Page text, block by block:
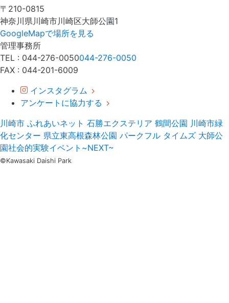
〒210-0815
神奈川県川崎市川崎区大師公園1
GoogleMapで場所を見る
管理事務所
TEL : 044-276-0050044-276-0050
FAX : 044-201-6009
インスタグラム
アンケートに協力する
川崎市 ふれあいネット 石勝エクステリア 鶴間公園 川崎市緑
化センター 県立東高根森林公園 パークフル タイムズ 大師公
園社会的実験イベント~NEXT~
©Kawasaki Daishi Park